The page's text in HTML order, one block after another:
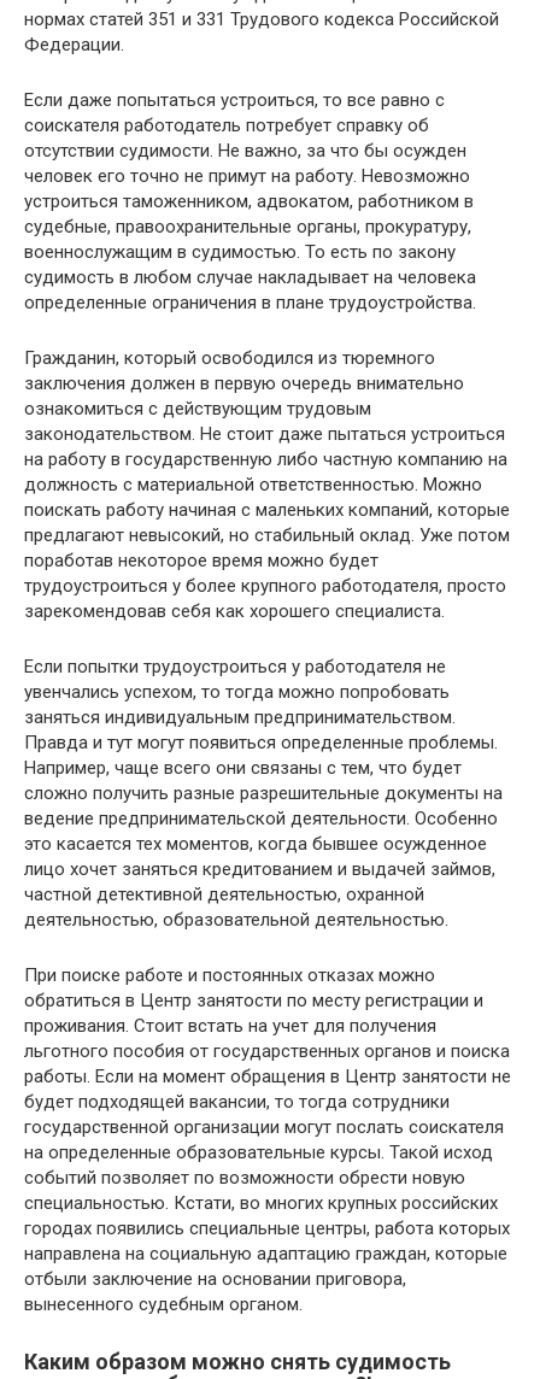
нормах статей 351 и 331 Трудового кодекса Российской
Федерации.
Если даже попытаться устроиться, то все равно с
соискателя работодатель потребует справку об
отсутствии судимости. Не важно, за что бы осужден
человек его точно не примут на работу. Невозможно
устроиться таможенником, адвокатом, работником в
судебные, правоохранительные органы, прокуратуру,
военнослужащим в судимостью. То есть по закону
судимость в любом случае накладывает на человека
определенные ограничения в плане трудоустройства.
Гражданин, который освободился из тюремного
заключения должен в первую очередь внимательно
ознакомиться с действующим трудовым
законодательством. Не стоит даже пытаться устроиться
на работу в государственную либо частную компанию на
должность с материальной ответственностью. Можно
поискать работу начиная с маленьких компаний, которые
предлагают невысокий, но стабильный оклад. Уже потом
поработав некоторое время можно будет
трудоустроиться у более крупного работодателя, просто
зарекомендовав себя как хорошего специалиста.
Если попытки трудоустроиться у работодателя не
увенчались успехом, то тогда можно попробовать
заняться индивидуальным предпринимательством.
Правда и тут могут появиться определенные проблемы.
Например, чаще всего они связаны с тем, что будет
сложно получить разные разрешительные документы на
ведение предпринимательской деятельности. Особенно
это касается тех моментов, когда бывшее осужденное
лицо хочет заняться кредитованием и выдачей займов,
частной детективной деятельностью, охранной
деятельностью, образовательной деятельностью.
При поиске работе и постоянных отказах можно
обратиться в Центр занятости по месту регистрации и
проживания. Стоит встать на учет для получения
льготного пособия от государственных органов и поиска
работы. Если на момент обращения в Центр занятости не
будет подходящей вакансии, то тогда сотрудники
государственной организации могут послать соискателя
на определенные образовательные курсы. Такой исход
событий позволяет по возможности обрести новую
специальностью. Кстати, во многих крупных российских
городах появились специальные центры, работа которых
направлена на социальную адаптацию граждан, которые
отбыли заключение на основании приговора,
вынесенного судебным органом.
Каким образом можно снять судимость